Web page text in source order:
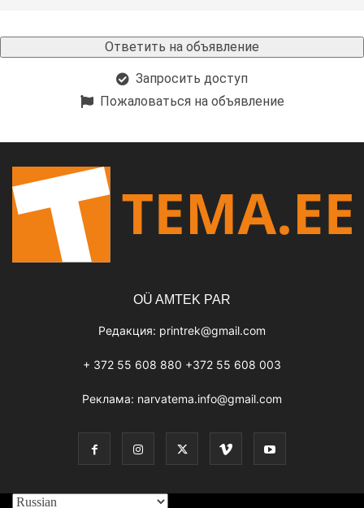
Ответить на объявление
Запросить доступ
Пожаловаться на объявление
OÜ AMTEK PAR
Редакция: printrek@gmail.com
+ 372 55 608 880 +372 55 608 003
Реклама: narvatema.info@gmail.com